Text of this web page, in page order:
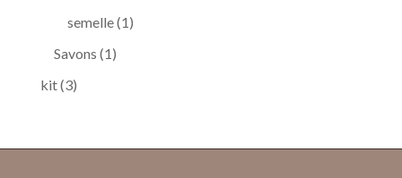
semelle 11
Savons 11
kit 33